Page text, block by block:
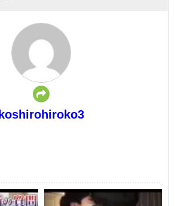
koshirohiroko3